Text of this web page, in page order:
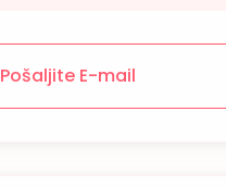
Pošaljite E-mail